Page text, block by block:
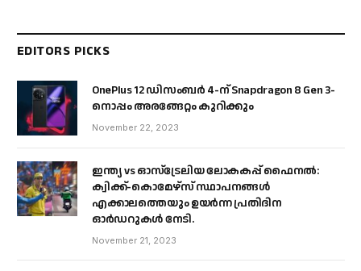
EDITORS PICKS
OnePlus 12 ഡിസംബർ 4-ന് Snapdragon 8 Gen 3-
നൊപ്പം അരങ്ങേറ്റം കുറിക്കും
November 22, 2023
ഇന്ത്യ vs ഓസ്‌ട്രേലിയ ലോകകപ്പ് ഫൈനൽ:
ക്വിക്ക്-കൊമേഴ്‌സ് സ്ഥാപനങ്ങൾ
എക്കാലത്തെയും ഉയർന്ന പ്രതിദിന
ഓർഡറുകൾ നേടി.
November 21, 2023